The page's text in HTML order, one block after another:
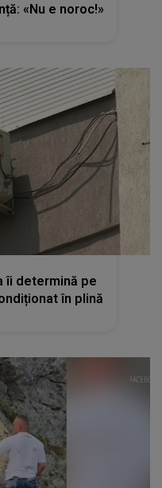
«Nu e noroc!»
îi determină pe
în plină